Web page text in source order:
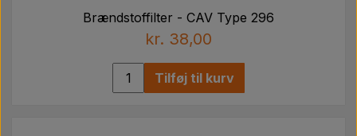
Brændstoffilter - CAV Type 296
kr. 38,00
Tilføj til kurv